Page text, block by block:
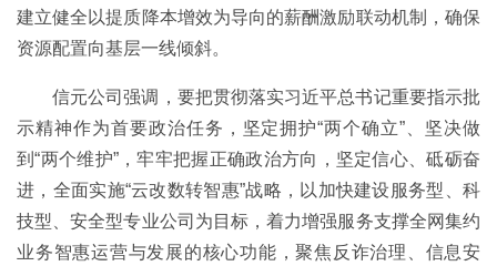
建立健全以提质降本增效为导向的薪酬激励联动机制，确保
资源配置向基层一线倾斜。
信元公司强调，要把贯彻落实习近平总书记重要指示批
示精神作为首要政治任务，坚定拥护“两个确立”、坚决做
到“两个维护”，牢牢把握正确政治方向，坚定信心、砥砺奋
进，全面实施“云改数转智惠”战略，以加快建设服务型、科
技型、安全型专业公司为目标，着力增强服务支撑全网集约
业务智惠运营与发展的核心功能，聚焦反诈治理、信息安